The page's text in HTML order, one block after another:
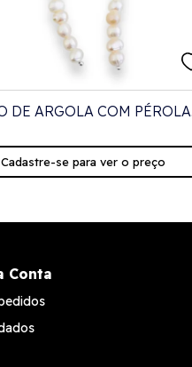
DE ARGOLA COM PÉROLA
Cadastre-se para ver o preço
Conta